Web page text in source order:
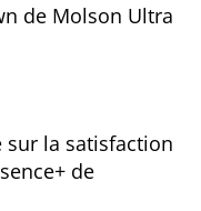
de Molson Ultra
sur la satisfaction
de